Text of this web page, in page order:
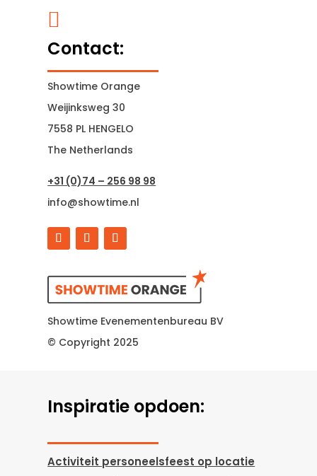

Contact:
Showtime Orange
Weijinksweg 30
7558 PL HENGELO
The Netherlands
+31 (0)74 – 256 98 98
info@showtime.nl
Showtime Evenementenbureau BV
© Copyright 2025
Inspiratie opdoen:
Activiteit personeelsfeest op locatie